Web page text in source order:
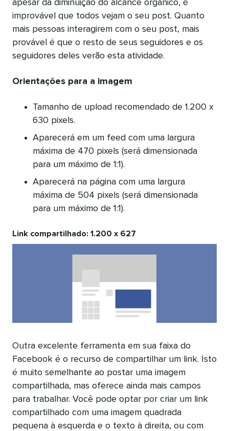
apesar da diminuição do alcance orgânico, é
improvável que todos vejam o seu post. Quanto
mais pessoas interagirem com o seu post, mais
provável é que o resto de seus seguidores e os
seguidores deles verão esta atividade.
Orientações para a imagem
Tamanho de upload recomendado de 1.200 x
630 pixels.
Aparecerá em um feed com uma largura
máxima de 470 pixels (será dimensionada
para um máximo de 1:1).
Aparecerá na página com uma largura
máxima de 504 pixels (será dimensionada
para um máximo de 1:1).
Link compartilhado: 1.200 x 627
Outra excelente ferramenta em sua faixa do
Facebook é o recurso de compartilhar um link. Isto
é muito semelhante ao postar uma imagem
compartilhada, mas oferece ainda mais campos
para trabalhar. Você pode optar por criar um link
compartilhado com uma imagem quadrada
pequena à esquerda e o texto à direita, ou com